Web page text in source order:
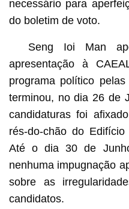
necessário para
do boletim de voto.
Seng Ioi Man
apresentação à
programa político
terminou, no dia 26 de
candidaturas foi
rés-do-chão do
Até o dia 30 de
nenhuma impugnação
sobre as
candidatos.